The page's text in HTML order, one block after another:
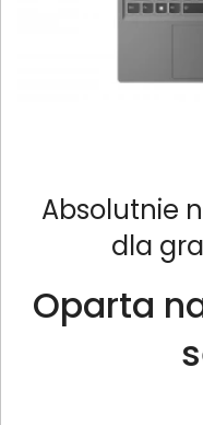
Absolutnie
dla
Oparta